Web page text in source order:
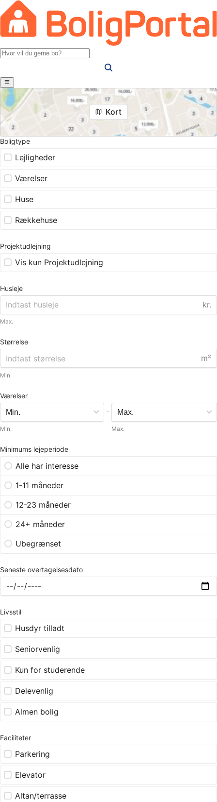
Kort
Boligtype
Lejligheder
Værelser
Huse
Rækkehuse
Projektudlejning
Vis kun Projektudlejning
Husleje
kr.
Max.
Størrelse
m²
Min.
Værelser
Min.
-
Max.
Minimums lejeperiode
Alle har interesse
1-11 måneder
12-23 måneder
24+ måneder
Ubegrænset
Seneste overtagelsesdato
Livsstil
Husdyr tilladt
Seniorvenlig
Kun for studerende
Delevenlig
Almen bolig
Faciliteter
Parkering
Elevator
Altan/terrasse